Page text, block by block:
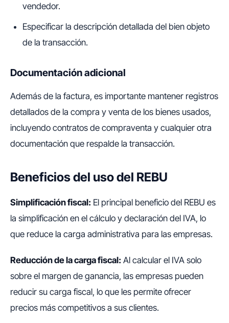
vendedor.
Especificar la descripción detallada del bien objeto
de la transacción.
Documentación adicional
Además de la factura, es importante mantener registros
detallados de la compra y venta de los bienes usados,
incluyendo contratos de compraventa y cualquier otra
documentación que respalde la transacción.
Beneficios del uso del REBU
Simplificación fiscal: El principal beneficio del REBU es
la simplificación en el cálculo y declaración del IVA, lo
que reduce la carga administrativa para las empresas.
Reducción de la carga fiscal: Al calcular el IVA solo
sobre el margen de ganancia, las empresas pueden
reducir su carga fiscal, lo que les permite ofrecer
precios más competitivos a sus clientes.